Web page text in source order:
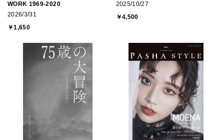
WORK 1969-2020
2026/3/31
￥1,650
2025/10/27
￥4,500